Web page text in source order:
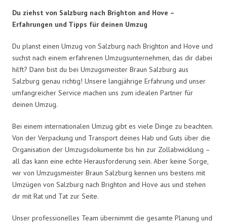
Du ziehst von Salzburg nach Brighton and Hove –
Erfahrungen und Tipps für deinen Umzug
Du planst einen Umzug von Salzburg nach Brighton and Hove und
suchst nach einem erfahrenen Umzugsunternehmen, das dir dabei
hilft? Dann bist du bei Umzugsmeister Braun Salzburg aus
Salzburg genau richtig! Unsere langjährige Erfahrung und unser
umfangreicher Service machen uns zum idealen Partner für
deinen Umzug.
Bei einem internationalen Umzug gibt es viele Dinge zu beachten.
Von der Verpackung und Transport deines Hab und Guts über die
Organisation der Umzugsdokumente bis hin zur Zollabwicklung –
all das kann eine echte Herausforderung sein. Aber keine Sorge,
wir von Umzugsmeister Braun Salzburg kennen uns bestens mit
Umzügen von Salzburg nach Brighton and Hove aus und stehen
dir mit Rat und Tat zur Seite.
Unser professionelles Team übernimmt die gesamte Planung und